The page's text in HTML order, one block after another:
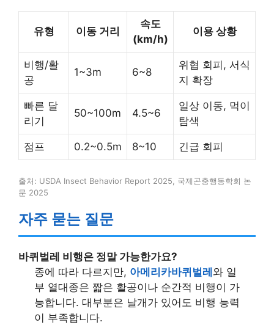
유형 이동 거리
속도
(km/h)
이용 상황
비행/활
공
1~3m 6~8
위협 회피, 서식
지 확장
빠른 달
리기
50~100m 4.5~6
일상 이동, 먹이
탐색
점프 0.2~0.5m 8~10 긴급 회피
출처: USDA Insect Behavior Report 2025, 국제곤충행동학회 논
문 2025
자주 묻는 질문
바퀴벌레 비행은 정말 가능한가요?
종에 따라 다르지만, 아메리카바퀴벌레 와 일
부 열대종은 짧은 활공이나 순간적 비행이 가
능합니다. 대부분은 날개가 있어도 비행 능력
이 부족합니다.